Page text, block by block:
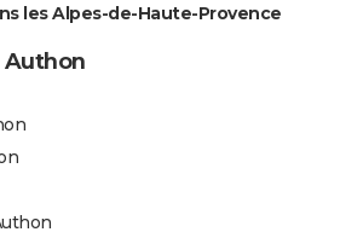
les Alpes-de-Haute-Provence
Authon